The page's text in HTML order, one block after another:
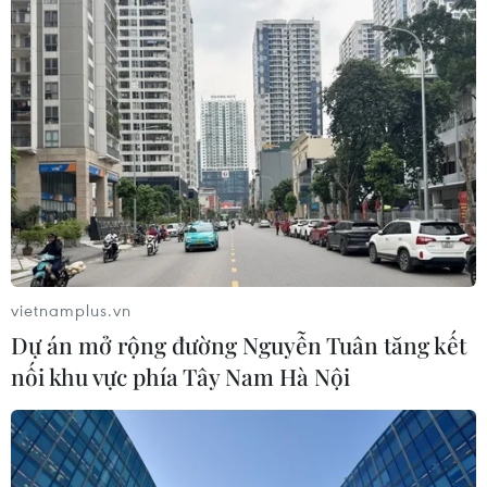
UBS bị phạt 125 triệu USD vì vi phạm
luật chống rửa tiền
04/08/2026 04:58
Lãi suất ngân hàng ngày 3/8: Ngân
hàng nào đang có lãi suất lên đến
10%?
04/08/2026 01:38
7 tháng năm 2026:
Tổng vốn đầu tư nước ngoài đăng ký
vào Việt Nam tăng 58%
vietnamplus.vn
Dự án mở rộng đường Nguyễn Tuân tăng kết
nối khu vực phía Tây Nam Hà Nội